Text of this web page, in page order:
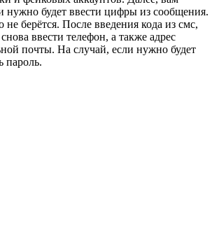
нужно будет ввести цифры из сообщения.
не берётся. После введения кода из смс,
ввести телефон, а также адрес
почты. На случай, если нужно будет
пароль.